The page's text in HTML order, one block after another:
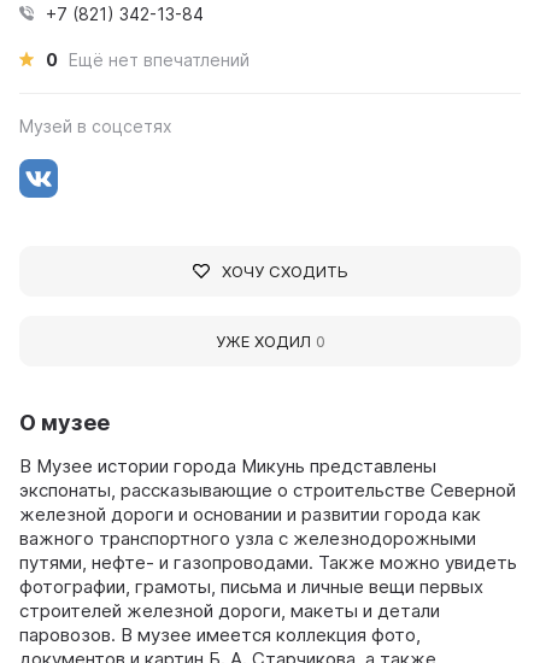
О музее
В Музее истории города Микунь представлены
экспонаты, рассказывающие о строительстве Северной
железной дороги и основании и развитии города как
важного транспортного узла с железнодорожными
путями, нефте- и газопроводами. Также можно увидеть
фотографии, грамоты, письма и личные вещи первых
строителей железной дороги, макеты и детали
паровозов. В музее имеется коллекция фото,
документов и картин Б. А. Старчикова, а также
+7 (821) 342-13-84
0 Ещё нет впечатлений
Музей в соцсетях
ХОЧУ СХОДИТЬ
УЖЕ ХОДИЛ 0